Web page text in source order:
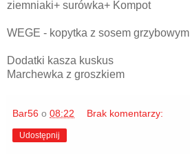
ziemniaki+ surówka+ Kompot
WEGE - kopytka z sosem grzybowym
Dodatki kasza kuskus
Marchewka z groszkiem
Bar56 o 08:22 Brak komentarzy:
Udostępnij